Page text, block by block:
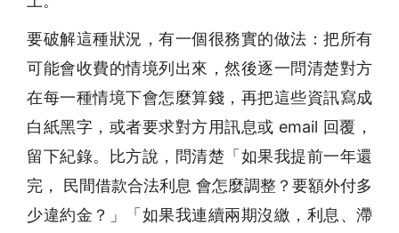
要破解這種狀況，有一個很務實的做法：把所有
可能會收費的情境列出來，然後逐一問清楚對方
在每一種情境下會怎麼算錢，再把這些資訊寫成
白紙黑字，或者要求對方用訊息或 email 回覆，
留下紀錄。比方說，問清楚「如果我提前一年還
完， 民間借款合法利息 會怎麼調整？要額外付多
少違約金？」「如果我連續兩期沒繳，利息、滯